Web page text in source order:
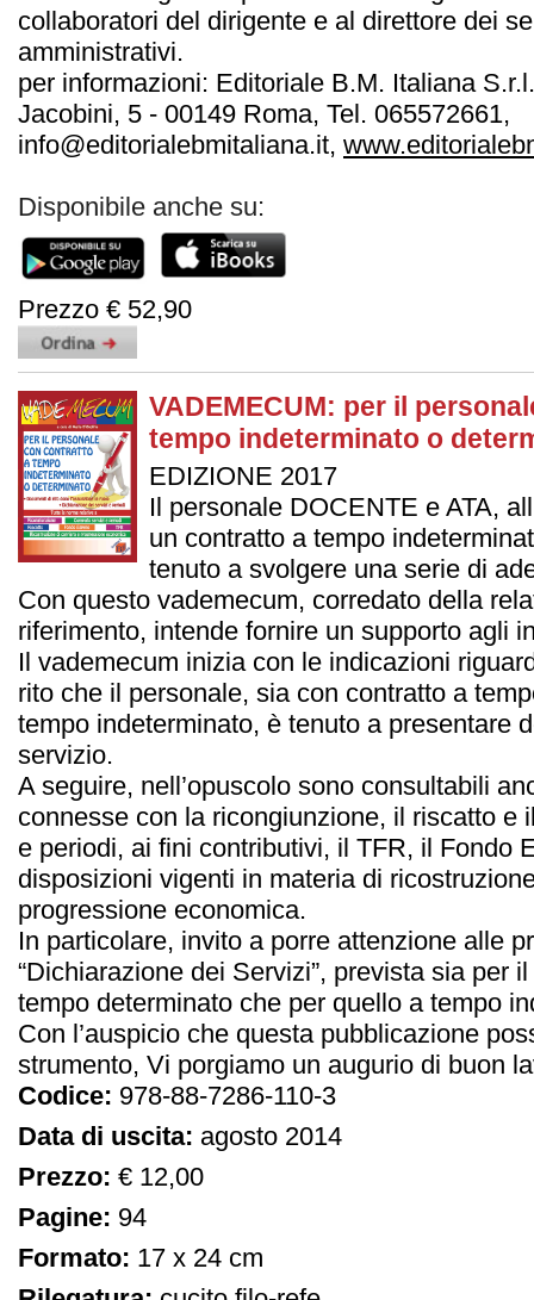
collaboratori del dirigente e al direttore dei
amministrativi.
per informazioni: Editoriale B.M. Italiana
Jacobini, 5 - 00149 Roma, Tel. 065572661,
info@editorialebmitaliana.it,
Disponibile anche su:
Prezzo € 52,90
VADEMECUM: per il
tempo indeterminato o
EDIZIONE 2017
Il personale DOCENTE e ATA,
un contratto a tempo
tenuto a svolgere una serie di
Con questo vademecum, corredato della
riferimento, intende fornire un supporto agli
Il vademecum inizia con le indicazioni
rito che il personale, sia con contratto a
tempo indeterminato, è tenuto a presentare
servizio.
A seguire, nell’opuscolo sono consultabili
connesse con la ricongiunzione, il riscatto e
e periodi, ai fini contributivi, il TFR, il Fondo
disposizioni vigenti in materia di
progressione economica.
In particolare, invito a porre attenzione alle
“Dichiarazione dei Servizi”, prevista sia per
tempo determinato che per quello a tempo
Con l’auspicio che questa pubblicazione
strumento, Vi porgiamo un augurio di buon
Codice: 978-88-7286-110-3
Data di uscita: agosto 2014
Prezzo: € 12,00
Pagine: 94
Formato: 17 x 24 cm